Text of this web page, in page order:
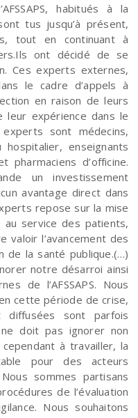
habitués à la
tus jusqu’à présent,
tout en continuant à
ont décidé de se
Ces experts externes,
le cadre d’appels à
en raison de leurs
leur expérience dans le
sont médecins,
enseignants
pharmaciens d’officine.
un investissement
avantage direct dans
repose sur la mise
service des patients,
valoir l’avancement des
de la santé publique.(…)
notre désarroi ainsi
de l’AFSSAPS. Nous
cette période de crise,
diffusées sont parfois
ne doit pas ignorer non
à travailler, la
pour des acteurs
sommes partisans
de l’évaluation
Nous souhaitons